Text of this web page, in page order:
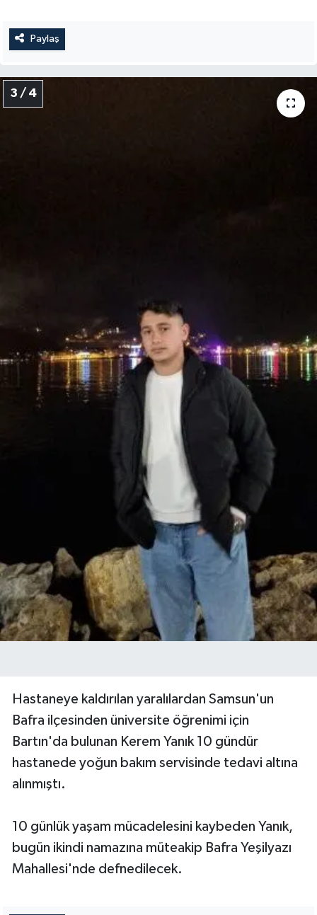
Paylaş
3 / 4
Hastaneye kaldırılan yaralılardan Samsun'un
Bafra ilçesinden üniversite öğrenimi için
Bartın'da bulunan Kerem Yanık 10 gündür
hastanede yoğun bakım servisinde tedavi altına
alınmıştı.
10 günlük yaşam mücadelesini kaybeden Yanık,
bugün ikindi namazına müteakip Bafra Yeşilyazı
Mahallesi'nde defnedilecek.